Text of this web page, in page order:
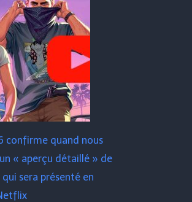
confirme quand nous
« aperçu détaillé » de
sera présenté en